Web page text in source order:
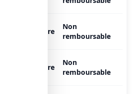
Libre
Non
remboursable
Libre
Non
remboursable